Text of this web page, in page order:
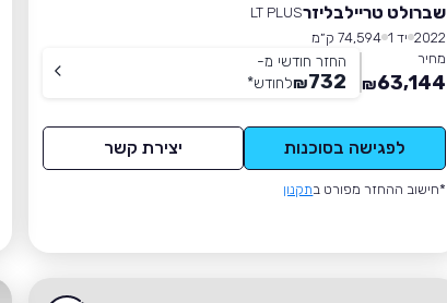
שברולט טריילבליזרLT PLUS
2022 יד 1
74,594 ק״מ
מחיר
63,144
₪
החזר חודשי מ-
732
₪לחודש*
לפגישה בסוכנות יצירת קשר
*חישוב ההחזר מפורט בתקנון